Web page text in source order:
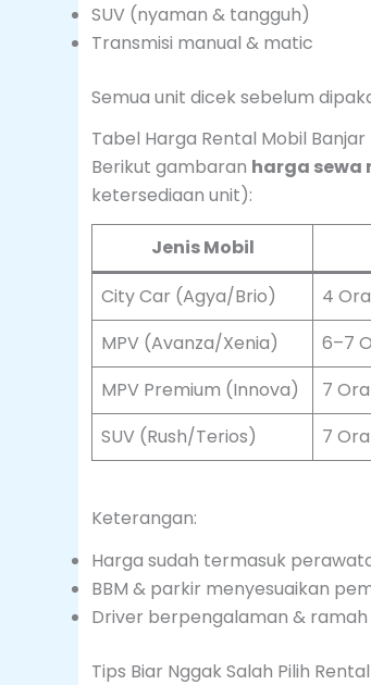
SUV (nyaman & tangguh)
Transmisi manual & matic
Semua unit dicek sebelum
Tabel Harga Rental Mobil Banjar
Berikut gambaran harga sewa
ketersediaan unit):
Jenis Mobil
City Car (Agya/Brio)
4
MPV (Avanza/Xenia)
6–7
MPV Premium (Innova)
7
SUV (Rush/Terios)
7
Keterangan:
Harga sudah termasuk
BBM & parkir menyesuaikan
Driver berpengalaman & ramah
Tips Biar Nggak Salah Pilih